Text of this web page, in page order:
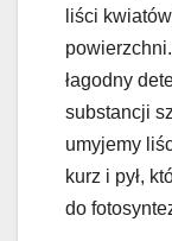
liści
łagodny
substancji
umyjemy
kurz i pył,
do